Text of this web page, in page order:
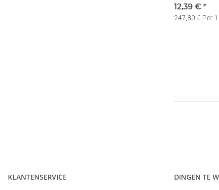
12,39 € *
247,80 € Per 1
KLANTENSERVICE DINGEN TE